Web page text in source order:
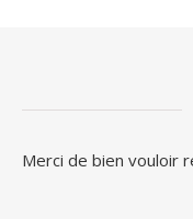
Merci de bien vouloir